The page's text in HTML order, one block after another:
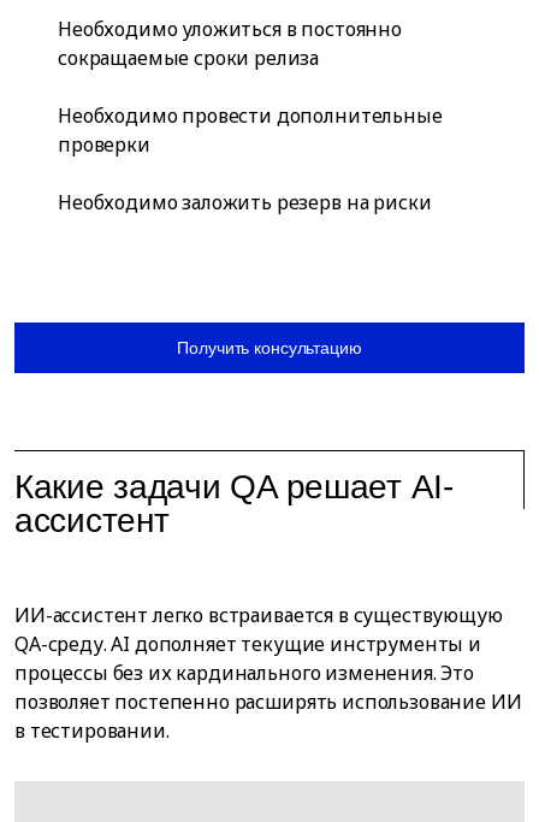
Необходимо уложиться в постоянно
сокращаемые сроки релиза
Необходимо провести дополнительные
проверки
Необходимо заложить резерв на риски
Получить консультацию
Какие задачи QA решает AI-
ассистент
ИИ-ассистент легко встраивается в существующую
QA-среду. AI дополняет текущие инструменты и
процессы без их кардинального изменения. Это
позволяет постепенно расширять использование ИИ
в тестировании.